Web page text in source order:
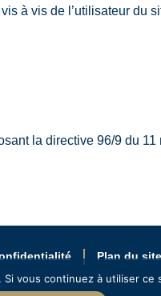
à vis de l’utilisateur du
la directive 96/9 du
Plan du site
vous continuez à utiliser